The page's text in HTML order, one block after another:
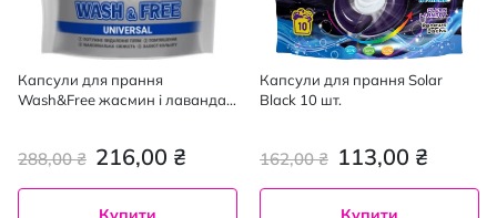
Капсули для прання
Wash&Free жасмин і лаванда з
216,00 ₴
288,00 ₴
Капсули для прання Solar
Black 10 шт.
113,00 ₴
162,00 ₴